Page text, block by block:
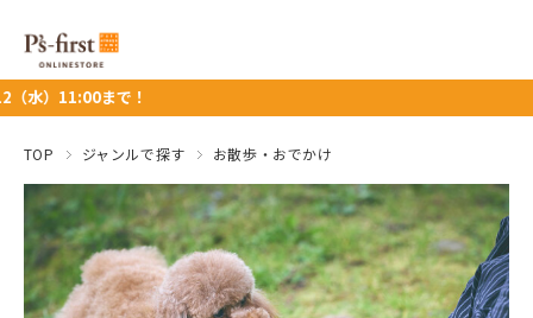
で！
TOP ジャンルで探す お散歩・おでかけ